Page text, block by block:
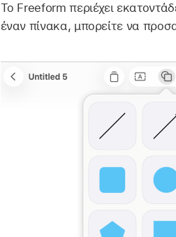
Το Freeform περιέχει
έναν πίνακα, μπορείτε να